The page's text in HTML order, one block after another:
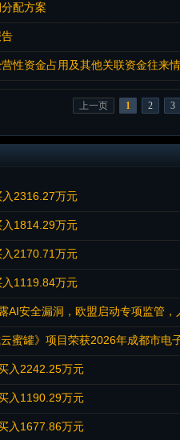
配方案
性资金占用及其他关联资金往来
上一页 1 2 3
2316.27万元
1814.29万元
2170.71万元
1119.84万元
AI安全漏洞，欧盟启动专项监管
蜜罐》项目荣获2026年成都市电
入2242.25万元
入1190.29万元
入1677.86万元